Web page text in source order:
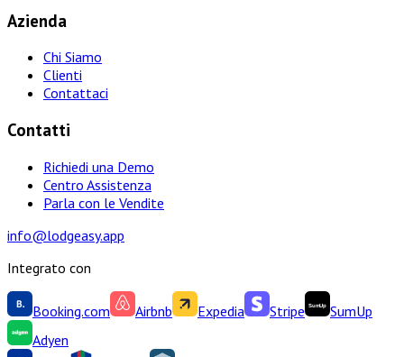
Azienda
Chi Siamo
Clienti
Contattaci
Contatti
Richiedi una Demo
Centro Assistenza
Parla con le Vendite
info@lodgeasy.app
Integrato con
Booking.com Airbnb Expedia Stripe
SumUp
Adyen